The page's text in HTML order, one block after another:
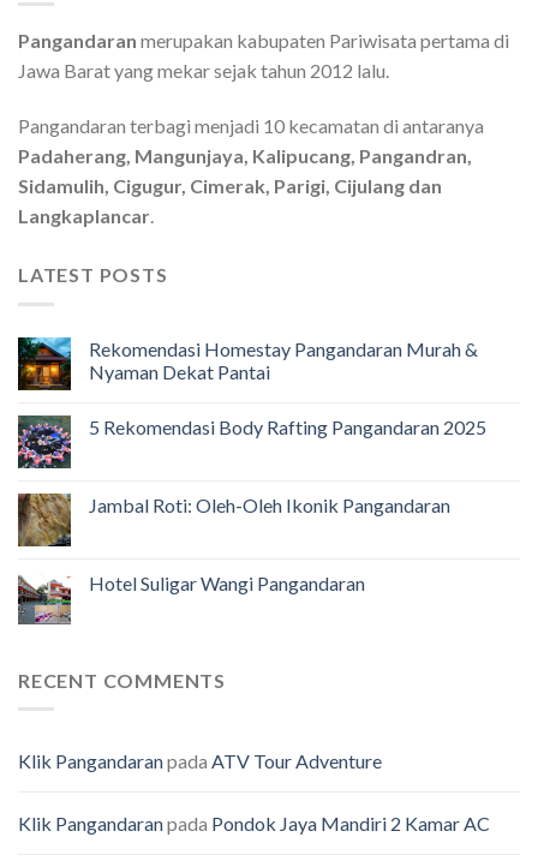
Pangandaran merupakan kabupaten Pariwisata pertama di
Jawa Barat yang mekar sejak tahun 2012 lalu.
Pangandaran terbagi menjadi 10 kecamatan di antaranya
Padaherang, Mangunjaya, Kalipucang, Pangandran,
Sidamulih, Cigugur, Cimerak, Parigi, Cijulang dan
Langkaplancar.
LATEST POSTS
Rekomendasi Homestay Pangandaran Murah &
Nyaman Dekat Pantai
5 Rekomendasi Body Rafting Pangandaran 2025
Jambal Roti: Oleh-Oleh Ikonik Pangandaran
Hotel Suligar Wangi Pangandaran
RECENT COMMENTS
Klik Pangandaranpada ATV Tour Adventure
Klik Pangandaranpada Pondok Jaya Mandiri 2 Kamar AC